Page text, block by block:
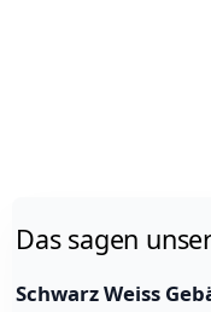
Das sagen
Schwarz Weiss